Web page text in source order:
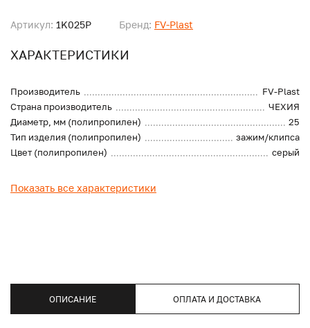
Артикул: 1K025P Бренд: FV-Plast
ХАРАКТЕРИСТИКИ
Производитель
FV-Plast
Страна производитель
ЧЕХИЯ
Диаметр, мм (полипропилен)
25
Тип изделия (полипропилен)
зажим/клипса
Цвет (полипропилен)
серый
Показать все характеристики
ОПИСАНИЕ ОПЛАТА И ДОСТАВКА